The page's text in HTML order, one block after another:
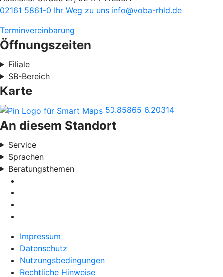
02161 5861-0 Ihr Weg zu uns info@voba-rhld.de
Terminvereinbarung
Öffnungszeiten
Filiale
SB-Bereich
Karte
50.85865 6.20314
An diesem Standort
Service
Sprachen
Beratungsthemen
Impressum
Datenschutz
Nutzungsbedingungen
Rechtliche Hinweise